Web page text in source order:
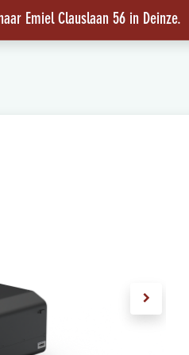
Emiel Clauslaan 56 in Deinze.